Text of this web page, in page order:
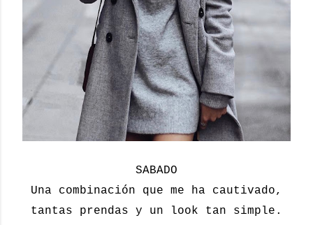
SABADO
Una combinación que me ha cautivado,
tantas prendas y un look tan simple.